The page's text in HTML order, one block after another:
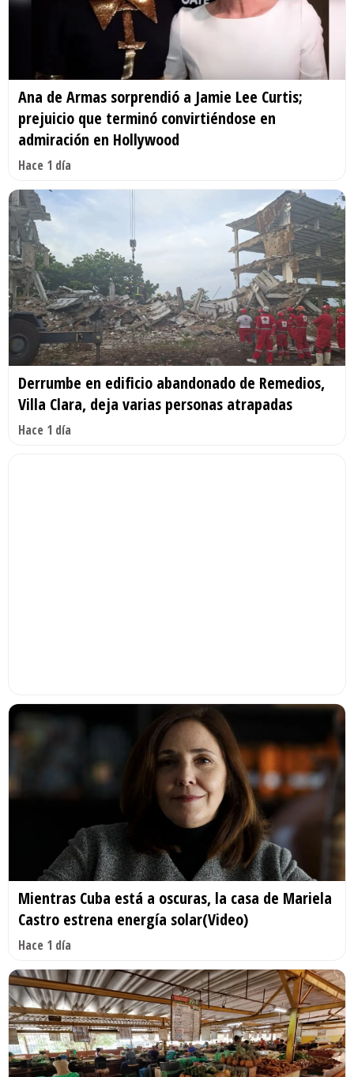
Ana de Armas sorprendió a Jamie Lee Curtis;
prejuicio que terminó convirtiéndose en
admiración en Hollywood
Hace 1 día
Derrumbe en edificio abandonado de Remedios,
Villa Clara, deja varias personas atrapadas
Hace 1 día
Mientras Cuba está a oscuras, la casa de Mariela
Castro estrena energía solar(Video)
Hace 1 día